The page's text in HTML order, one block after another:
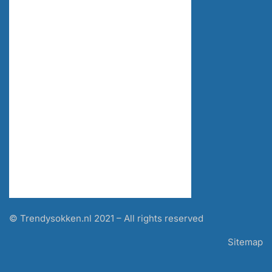
© Trendysokken.nl 2021 – All rights reserved
Sitemap